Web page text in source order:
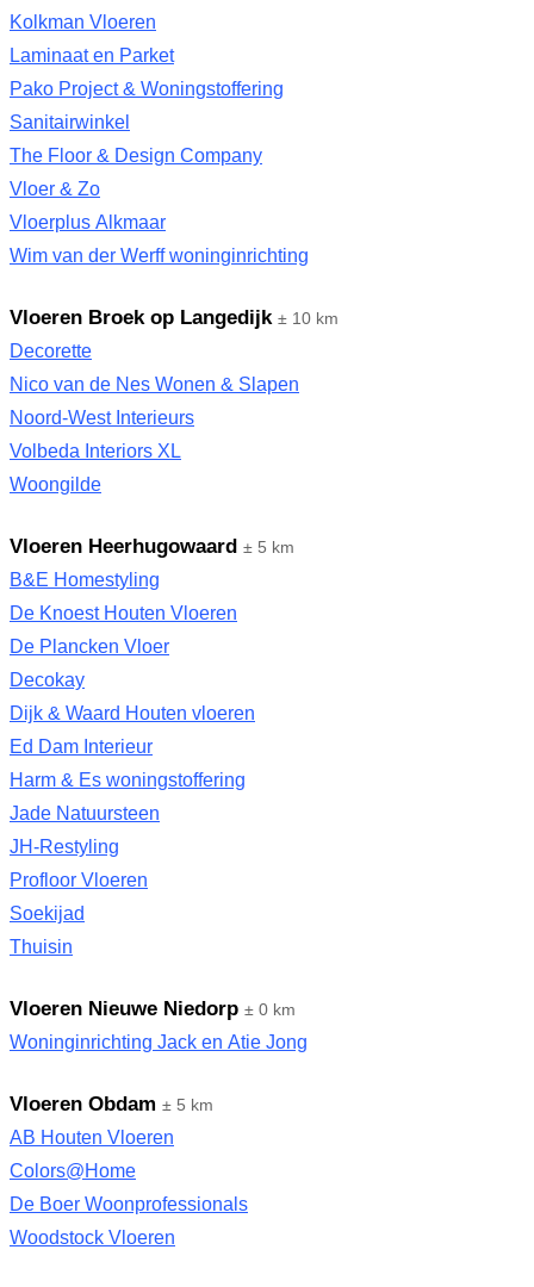
Kolkman Vloeren
Laminaat en Parket
Pako Project & Woningstoffering
Sanitairwinkel
The Floor & Design Company
Vloer & Zo
Vloerplus Alkmaar
Wim van der Werff woninginrichting
Vloeren Broek op Langedijk ± 10 km
Decorette
Nico van de Nes Wonen & Slapen
Noord-West Interieurs
Volbeda Interiors XL
Woongilde
Vloeren Heerhugowaard ± 5 km
B&E Homestyling
De Knoest Houten Vloeren
De Plancken Vloer
Decokay
Dijk & Waard Houten vloeren
Ed Dam Interieur
Harm & Es woningstoffering
Jade Natuursteen
JH-Restyling
Profloor Vloeren
Soekijad
Thuisin
Vloeren Nieuwe Niedorp ± 0 km
Woninginrichting Jack en Atie Jong
Vloeren Obdam ± 5 km
AB Houten Vloeren
Colors@Home
De Boer Woonprofessionals
Woodstock Vloeren